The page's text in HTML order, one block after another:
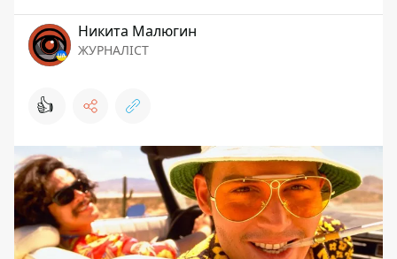
Никита Малюгин
ЖУРНАЛІСТ
👍